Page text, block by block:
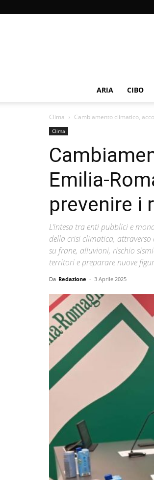
ARIA CIBO
Clima Cambiamento climatico,
Clima
Emilia-
prevenire i
L’intesa tra enti pubblici e
della crisi climatica,
su frane, alluvioni, rischio
territori e preparare nuove
Da Redazione - 3 Aprile 2025